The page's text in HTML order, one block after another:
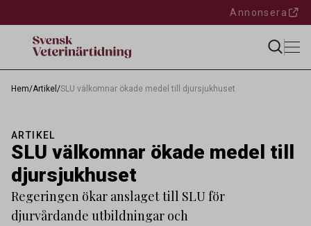
Annonsera
Hem/Artikel /SLU välkomnar ökade medel till djursjukhuset
ARTIKEL
SLU välkomnar ökade medel till
djursjukhuset
Regeringen ökar anslaget till SLU för
djurvårdande utbildningar och